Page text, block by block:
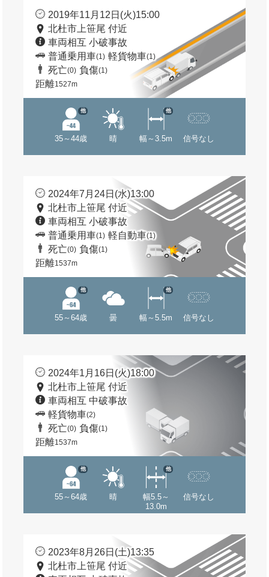
2019年11月12日(火)15:00
北杜市上笹尾 付近
車両相互 小破事故
普通乗用車(1) 軽貨物車(1)
死亡(0) 負傷(1)
距離1527m
35～44歳
他
晴 幅～3.5m
他
信号なし
2024年7月24日(水)13:00
北杜市上笹尾 付近
車両相互 小破事故
普通乗用車(1) 軽自動車(1)
死亡(0) 負傷(1)
距離1537m
55～64歳
他
曇 幅～5.5m
他
信号なし
2024年1月16日(火)18:00
北杜市上笹尾 付近
車両相互 中破事故
軽貨物車(2)
死亡(0) 負傷(1)
距離1537m
55～64歳
他
晴
幅5.5～
13.0m
他
信号なし
2023年8月26日(土)13:35
北杜市上笹尾 付近